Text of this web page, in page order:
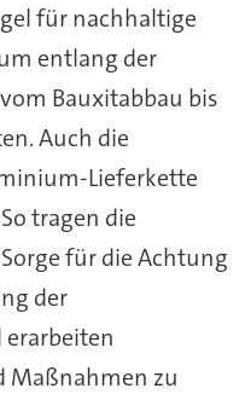
für nachhaltige
entlang der
Bauxitabbau bis
Auch die
Lieferkette
tragen die
für die Achtung
der
Maßnahmen zu